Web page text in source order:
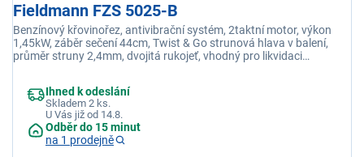
Fieldmann FZS 5025-B
Benzínový křovinořez, antivibrační systém, 2taktní motor, výkon
1,45kW, záběr sečení 44cm, Twist & Go strunová hlava v balení,
průměr struny 2,4mm, dvojitá rukojeť, vhodný pro likvidaci
Ihned k odeslání
Skladem 2 ks.
U Vás již od 14.8.
Odběr do 15 minut
na 1 prodejně